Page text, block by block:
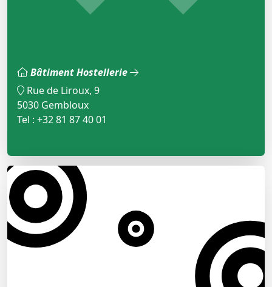
Bâtiment Hostellerie
Rue de Liroux, 9
5030 Gembloux
Tel : +32 81 87 40 01